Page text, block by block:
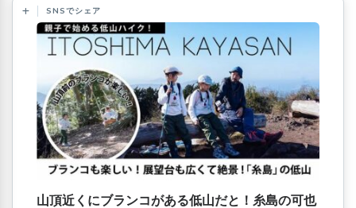
SNSでシェア
山頂近くにブランコがある低山だと！糸島の可也